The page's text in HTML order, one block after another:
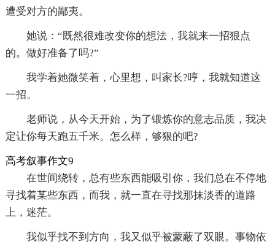
遭受对方的鄙夷。
她说：“既然很难改变你的想法，我就来一招狠点
的。做好准备了吗?”
我学着她微笑着，心里想，叫家长?哼，我就知道这
一招。
老师说，从今天开始，为了锻炼你的意志品质，我决
定让你每天跑五千米。怎么样，够狠的吧?
高考叙事作文9
在世间绕转，总有些东西能吸引你，我们总在不停地
寻找着某些东西，而我，就一直在寻找那抹淡香的道路
上，迷茫。
我似乎找不到方向，我又似乎被蒙蔽了双眼。事物依